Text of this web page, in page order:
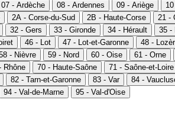
07 - Ardèche 08 - Ardennes 09 - Ariège
2A - Corse-du-Sud 2B - Haute-Corse 21 -
32 - Gers 33 - Gironde 34 - Hérault 35 -
46 - Lot 47 - Lot-et-Garonne 48 -
- Nièvre 59 - Nord 60 - Oise 61 - Orne
Rhône 70 - Haute-Saône 71 - Saône-et-Loire
82 - Tarn-et-Garonne 83 - Var 84 -
94 - Val-de-Marne 95 - Val-d'Oise